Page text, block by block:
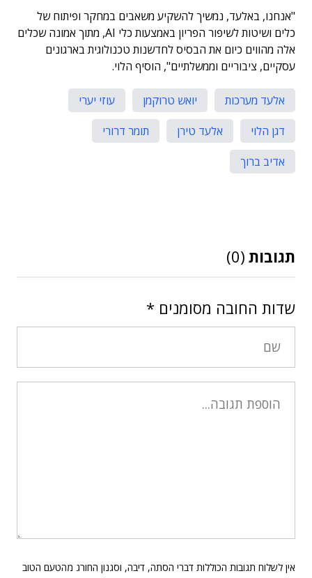
"אנחנו, באלעד, נמשיך להשקיע משאבים במחקר ופיתוח של
כלים ושיטות לשיפור הפריון באמצעות כלי AI, מתוך אמונה שכלים
אלה מהווים כיום את הבסיס לחדשנות טכנולוגית בארגונים
עסקיים, ציבוריים וממשלתיים", הוסיף הלוי.
אלעד מערכות יואש טרוקמן
עוזי יערי
דגן הלוי
אלעד טירן
תומר דרורי
אדיב ברוך
תגובות (0)
שדות החובה מסומנים *
אין לשלוח תגובות הכוללות דברי הסתה, דיבה, וסגנון החורג מהטעם הטוב